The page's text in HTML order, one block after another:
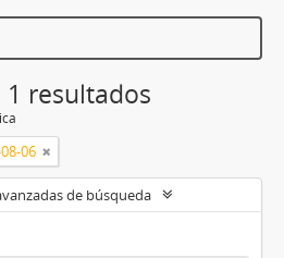
resultados
06
de búsqueda